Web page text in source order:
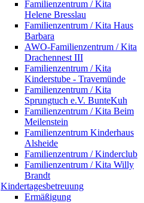
Familienzentrum / Kita
Helene Bresslau
Familienzentrum / Kita Haus
Barbara
AWO-Familienzentrum / Kita
Drachennest III
Familienzentrum / Kita
Kinderstube - Travemünde
Familienzentrum / Kita
Sprungtuch e.V. BunteKuh
Familienzentrum / Kita Beim
Meilenstein
Familienzentrum Kinderhaus
Alsheide
Familienzentrum / Kinderclub
Familienzentrum / Kita Willy
Brandt
Kindertagesbetreuung
Ermäßigung